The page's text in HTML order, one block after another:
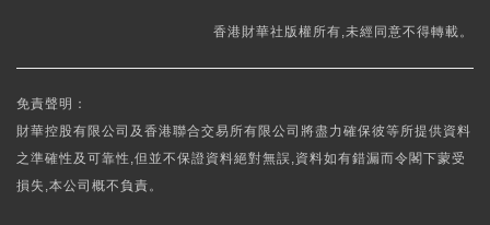
香港財華社版權所有,未經同意不得轉載。
免責聲明：
財華控股有限公司及香港聯合交易所有限公司將盡力確保彼等所提供資料
之準確性及可靠性,但並不保證資料絕對無誤,資料如有錯漏而令閣下蒙受
損失,本公司概不負責。